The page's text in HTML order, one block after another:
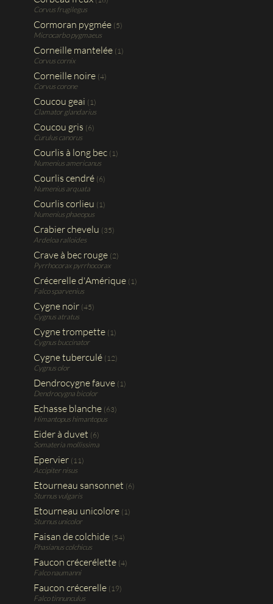
Corvus frugilegus
Cormoran pygmée (5)
Microcarbo pygmaeus
Corneille mantelée (1)
Corvus cornix
Corneille noire (4)
Corvus corone
Coucou geai (1)
Clamator glandarius
Coucou gris (6)
Curulus canorus
Courlis à long bec (1)
Numenius americanus
Courlis cendré (6)
Numenius arquata
Courlis corlieu (1)
Numenius phaeopus
Crabier chevelu (35)
Ardeloa ralloides
Crave à bec rouge (2)
Pyrrhocorax pyrrhocorax
Crécerelle d'Amérique (1)
Falco sparvenius
Cygne noir (45)
Cygnus atratus
Cygne trompette (1)
Cygnus buccinator
Cygne tuberculé (12)
Cygnus olor
Dendrocygne fauve (1)
Dendrocygna bicolor
Echasse blanche (63)
Himantopus himantopus
Eider à duvet (6)
Somateria mollissima
Epervier (11)
Accipiter nisus
Etourneau sansonnet (6)
Sturnus vulgaris
Etourneau unicolore (1)
Sturnus unicolor
Faisan de colchide (54)
Phasianus colchicus
Faucon crécerélette (4)
Falco naumanni
Faucon crécerelle (19)
Falco tinnunculus